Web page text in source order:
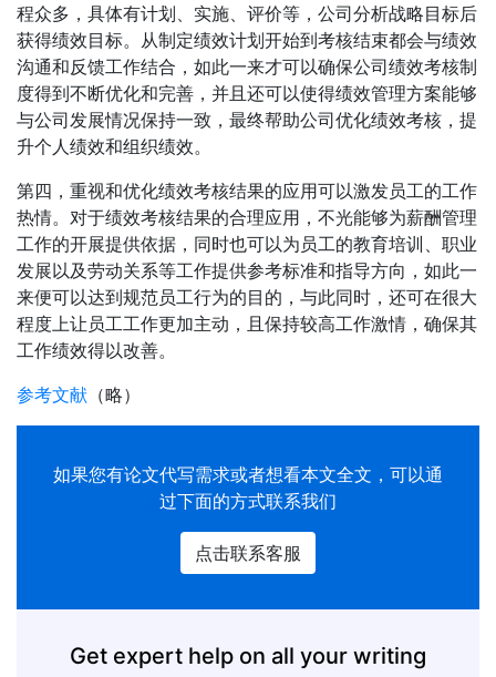
程众多，具体有计划、实施、评价等，公司分析战略目标后
获得绩效目标。从制定绩效计划开始到考核结束都会与绩效
沟通和反馈工作结合，如此一来才可以确保公司绩效考核制
度得到不断优化和完善，并且还可以使得绩效管理方案能够
与公司发展情况保持一致，最终帮助公司优化绩效考核，提
升个人绩效和组织绩效。
第四，重视和优化绩效考核结果的应用可以激发员工的工作
热情。对于绩效考核结果的合理应用，不光能够为薪酬管理
工作的开展提供依据，同时也可以为员工的教育培训、职业
发展以及劳动关系等工作提供参考标准和指导方向，如此一
来便可以达到规范员工行为的目的，与此同时，还可在很大
程度上让员工工作更加主动，且保持较高工作激情，确保其
工作绩效得以改善。
参考文献 （略）
如果您有论文代写需求或者想看本文全文，可以通
过下面的方式联系我们
点击联系客服
Get expert help on all your writing